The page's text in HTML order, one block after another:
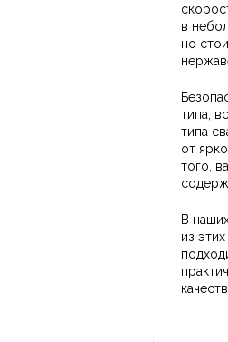
в
но
типа,
типа
от
того,
В
из